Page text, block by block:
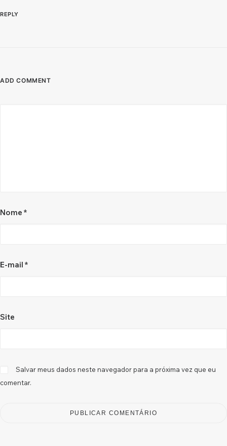
REPLY
ADD COMMENT
Nome *
E-mail *
Site
Salvar meus dados neste navegador para a próxima vez que eu
comentar.